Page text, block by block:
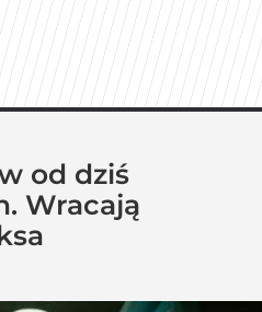
od dziś
Wracają